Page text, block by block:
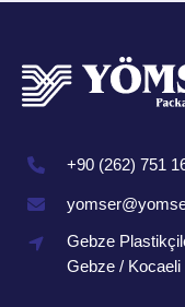
+90 (262) 751
Gebze
Gebze / Kocaeli